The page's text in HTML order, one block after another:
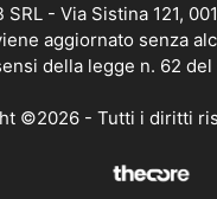
- Via Sistina 121,
aggiornato senza
della legge n. 62 del
©2026 - Tutti i diritti